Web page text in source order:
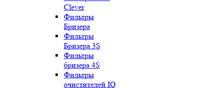
Clever
Фильтры
Бризера
Фильтры
Бризера 3S
Фильтры
бризера 4S
Фильтры
очистителей IQ